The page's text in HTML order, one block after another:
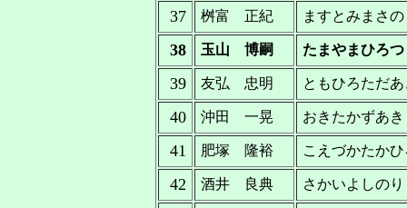
37 桝富 正紀 ますとみまさ
38 玉山 博嗣 たまやまひろつ
39 友弘 忠明 ともひろただ
40 沖田 一晃 おきたかずあき
41 肥塚 隆裕 こえづかたか
42 酒井 良典 さかいよしのり